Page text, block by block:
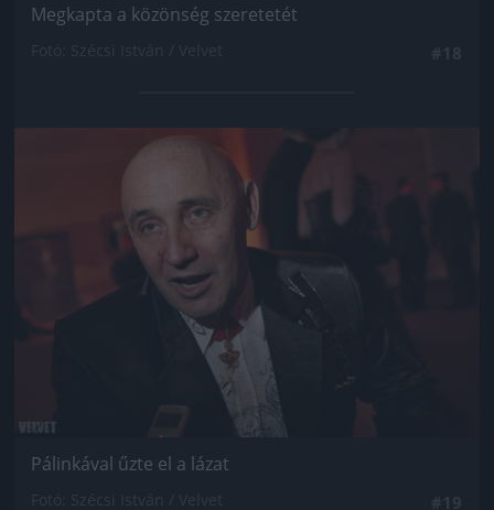
Megkapta a közönség szeretetét
Jön még kép!
Pálinkával űzte el a lázat